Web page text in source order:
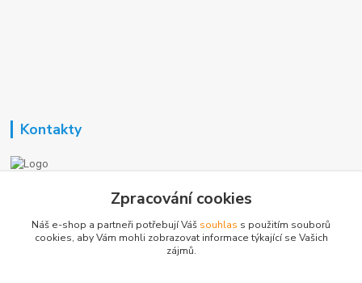
Kontakty
+420 723 362 738
Zpracování cookies
Náš e-shop a partneři potřebují Váš souhlas s použitím souborů
cookies, aby Vám mohli zobrazovat informace týkající se Vašich
zájmů.